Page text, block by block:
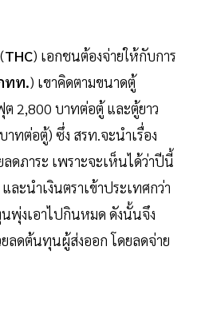
(THC) เอกชนต้องจ่ายให้กับการ
ทท.) เขาคิดตามขนาดตู้
2,800 บาทต่อตู้ และตู้ยาว
ทต่อตู้) ซึ่ง สรท.จะนำเรื่อง
ดภาระ เพราะจะเห็นได้ว่าปีนี้
ละนำเงินตราเข้าประเทศกว่า
พุ่งเอาไปกินหมด ดังนั้นจึง
ลดต้นทุนผู้ส่งออก โดยลดจ่าย